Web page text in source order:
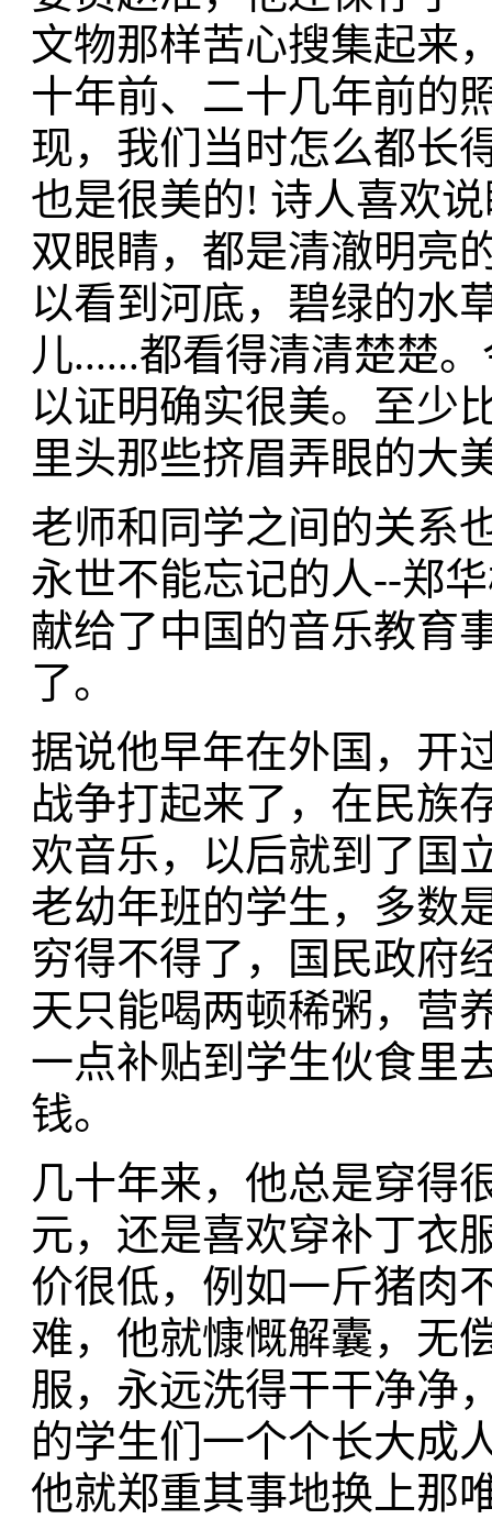
文物那样苦心搜集起来
十年前、二十几年前的
现，我们当时怎么都长
也是很美的! 诗人喜欢
双眼睛，都是清澈明亮
以看到河底，碧绿的水
儿......都看得清清楚楚
以证明确实很美。至少
里头那些挤眉弄眼的大
老师和同学之间的关系
永世不能忘记的人--郑
献给了中国的音乐教育
了。
据说他早年在外国，开
战争打起来了，在民族
欢音乐，以后就到了国
老幼年班的学生，多数
穷得不得了，国民政府
天只能喝两顿稀粥，营
一点补贴到学生伙食里
钱。
几十年来，他总是穿得
元，还是喜欢穿补丁衣
价很低，例如一斤猪肉
难，他就慷慨解囊，无
服，永远洗得干干净净
的学生们一个个长大成
他就郑重其事地换上那